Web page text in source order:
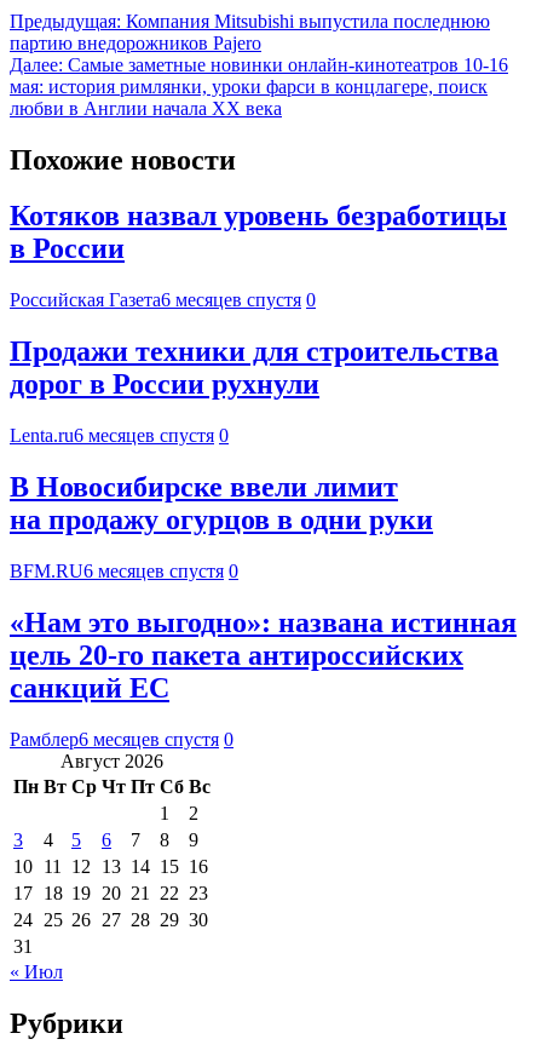
Предыдущая: Компания Mitsubishi выпустила последнюю
партию внедорожников Pajero
Далее: Самые заметные новинки онлайн-кинотеатров 10-16
мая: история римлянки, уроки фарси в концлагере, поиск
любви в Англии начала XX века
Похожие новости
Котяков назвал уровень безработицы
в России
Российская Газета6 месяцев спустя 0
Продажи техники для строительства
дорог в России рухнули
Lenta.ru6 месяцев спустя 0
В Новосибирске ввели лимит
на продажу огурцов в одни руки
BFM.RU6 месяцев спустя 0
«Нам это выгодно»: названа истинная
цель 20-го пакета антироссийских
санкций ЕС
Рамблер6 месяцев спустя 0
Август 2026
Пн Вт Ср Чт Пт Сб Вс
1
2
3
4 5 6 7 8
9
10 11 12 13 14 15 16
17 18 19 20 21 22 23
24 25 26 27 28 29 30
31
« Июл
Рубрики